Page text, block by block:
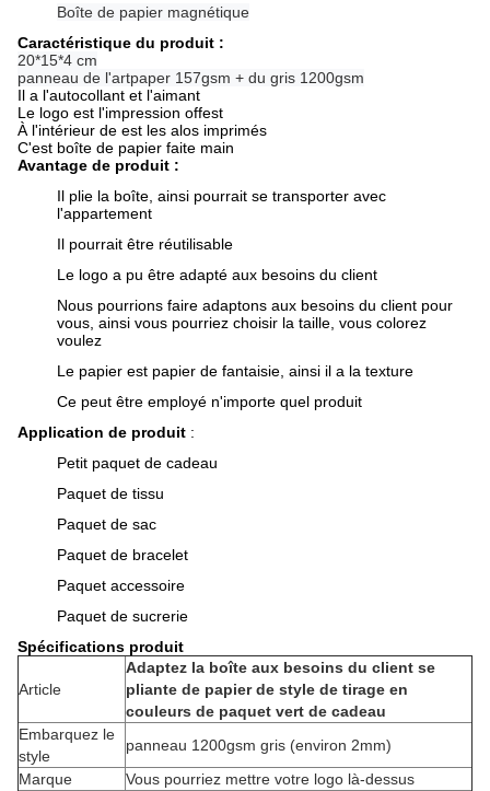
Boîte de papier magnétique
Caractéristique du produit :
20*15*4 cm
panneau de l'artpaper 157gsm + du gris 1200gsm
Il a l'autocollant et l'aimant
Le logo est l'impression offest
À l'intérieur de est les alos imprimés
C'est boîte de papier faite main
Avantage de produit :
Il plie la boîte, ainsi pourrait se transporter avec
l'appartement
Il pourrait être réutilisable
Le logo a pu être adapté aux besoins du client
Nous pourrions faire adaptons aux besoins du client pour
vous, ainsi vous pourriez choisir la taille, vous colorez
voulez
Le papier est papier de fantaisie, ainsi il a la texture
Ce peut être employé n'importe quel produit
Application de produit :
Petit paquet de cadeau
Paquet de tissu
Paquet de sac
Paquet de bracelet
Paquet accessoire
Paquet de sucrerie
Spécifications produit
Article
Adaptez la boîte aux besoins du client se
pliante de papier de style de tirage en
couleurs de paquet vert de cadeau
Embarquez le
style
panneau 1200gsm gris (environ 2mm)
Marque
Vous pourriez mettre votre logo là-dessus